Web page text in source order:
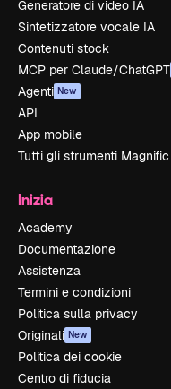
Generatore di video IA
Sintetizzatore vocale IA
Contenuti stock
MCP per Claude/ChatGPT
Agenti New
API
App mobile
Tutti gli strumenti Magnific
Inizia
Academy
Documentazione
Assistenza
Termini e condizioni
Politica sulla privacy
Originali New
Politica dei cookie
Centro di fiducia